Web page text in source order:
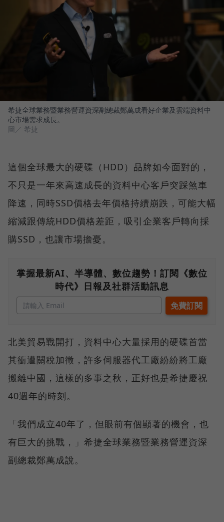
希捷全球業務暨業務營運資深副總裁鄭萬成看好企業及雲端資料中
心市場需求成長。
圖／ 希捷
這個全球最大的硬碟（HDD）品牌如今面對的，
不只是一年來高速成長的資料中心客戶突踩煞車
降速，同時SSD價格去年價格持續崩跌，可能大幅
縮減跟傳統HDD價格差距，吸引企業客戶轉向採
購SSD，也讓市場擔憂。
掌握最新AI、半導體、數位趨勢！訂閱《數位
時代》日報及社群活動訊息
北美貿易戰開打，資料中心大量採用的硬碟首當
其衝遭關稅加徵，許多伺服器代工廠紛紛將工廠
搬離中國，這樣的多事之秋，正好也是希捷慶祝
40週年的時刻。
「我們成立40年了，但眼前有個顯著的機會，也
有巨大的挑戰，」希捷全球業務暨業務營運資深
副總裁鄭萬成說。